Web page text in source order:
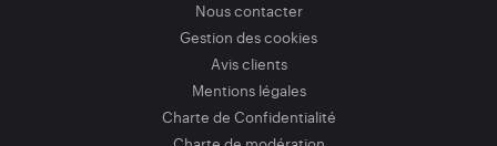
Nous contacter
Gestion des cookies
Avis clients
Mentions légales
Charte de Confidentialité